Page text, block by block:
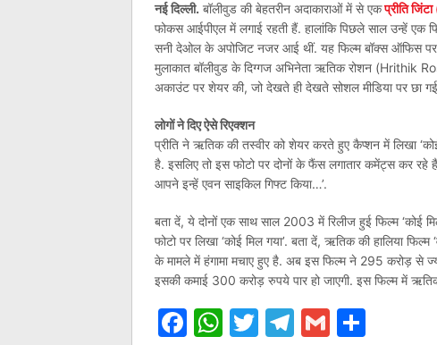
नई दिल्ली. बॉलीवुड की बेहतरीन अदाकाराओं में से एकप्रीति
फोकस आईपीएल में लगाई रहती हैं. हालांकि पिछले साल उन्हें एक
सनी देओल के अपोजिट नजर आई थीं. यह फिल्म बॉक्स ऑफिस पर
मुलाकात बॉलीवुड के दिग्गज अभिनेता ऋतिक रोशन (Hrithik
अकाउंट पर शेयर की, जो देखते ही देखते सोशल मीडिया पर छा
लोगों ने दिए ऐसे रिएक्शन
प्रीति ने ऋतिक की तस्वीर को शेयर करते हुए कैप्शन में लिखा
है. इसलिए तो इस फोटो पर दोनों के फैंस लगातार कमेंट्स कर रहे
आपने इन्हें एवन साइकिल गिफ्ट किया…’.
बता दें, ये दोनों एक साथ साल 2003 में रिलीज हुई फिल्म
फोटो पर लिखा ‘कोई मिल गया’. बता दें, ऋतिक की हालिया
के मामले में हंगामा मचाए हुए है. अब इस फिल्म ने 295 करोड़ से
इसकी कमाई 300 करोड़ रुपये पार हो जाएगी. इस फिल्म में
Facebook
WhatsApp
Twitter
Telegram
Gmail